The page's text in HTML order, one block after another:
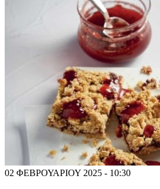
02 ΦΕΒΡΟΥΑΡΙΟΥ 2025 - 10:30